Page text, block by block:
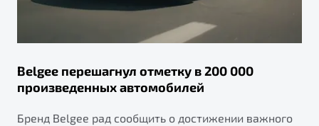
Belgee перешагнул отметку в 200 000
произведенных автомобилей
Бренд Belgee рад сообщить о достижении важного